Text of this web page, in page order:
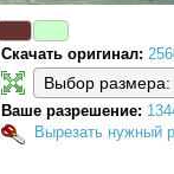
Скачать оригинал:
Ваше разрешение:
Вырезать нужный